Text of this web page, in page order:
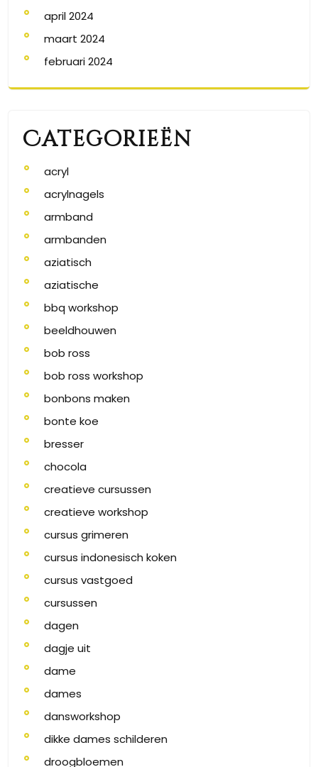
april 2024
maart 2024
februari 2024
Categorieën
acryl
acrylnagels
armband
armbanden
aziatisch
aziatische
bbq workshop
beeldhouwen
bob ross
bob ross workshop
bonbons maken
bonte koe
bresser
chocola
creatieve cursussen
creatieve workshop
cursus grimeren
cursus indonesisch koken
cursus vastgoed
cursussen
dagen
dagje uit
dame
dames
dansworkshop
dikke dames schilderen
droogbloemen